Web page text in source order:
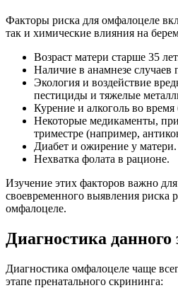
Факторы риска для омфалоцеле
так и химические влияния на
Возраст матери старше 35
Наличие в анамнезе случаев
Экология и воздействие
пестициды и тяжелые
Курение и алкоголь во время
Некоторые медикаменты,
триместре (например,
Диабет и ожирение у матери.
Нехватка фолата в рационе.
Изучение этих факторов важно
своевременного выявления риска
омфалоцеле.
Диагностика данного
Диагностика омфалоцеле чаще
этапе пренатального скрининга: